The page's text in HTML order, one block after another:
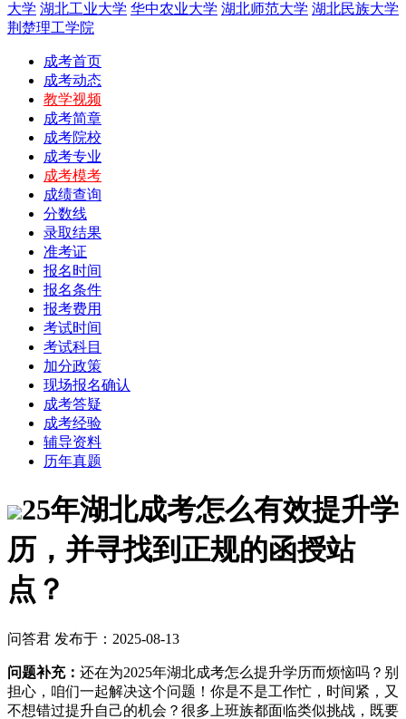
大学 湖北工业大学 华中农业大学 湖北师范大学 湖北民族大学
荆楚理工学院
成考首页
成考动态
教学视频
成考简章
成考院校
成考专业
成考模考
成绩查询
分数线
录取结果
准考证
报名时间
报名条件
报考费用
考试时间
考试科目
加分政策
现场报名确认
成考答疑
成考经验
辅导资料
历年真题
25年湖北成考怎么有效提升学
历，并寻找到正规的函授站
点？
问答君 发布于：2025-08-13
问题补充： 还在为2025年湖北成考怎么提升学历而烦恼吗？别
担心，咱们一起解决这个问题！你是不是工作忙，时间紧，又
不想错过提升自己的机会？很多上班族都面临类似挑战，既要